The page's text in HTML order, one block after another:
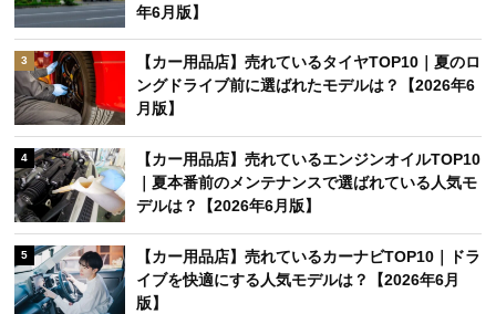
年6月版】
3
【カー用品店】売れているタイヤTOP10｜夏のロ
ングドライブ前に選ばれたモデルは？【2026年6
月版】
4
【カー用品店】売れているエンジンオイルTOP10
｜夏本番前のメンテナンスで選ばれている人気モ
デルは？【2026年6月版】
5
【カー用品店】売れているカーナビTOP10｜ドラ
イブを快適にする人気モデルは？【2026年6月
版】